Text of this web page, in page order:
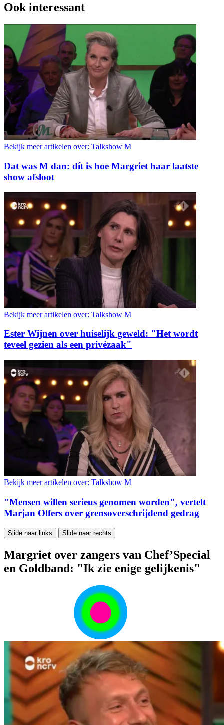
Ook interessant
Bekijk meer artikelen over: Talkshow M
Dat was M dan: dít is hoe Margriet haar laatste
show afsloot
Bekijk meer artikelen over: Talkshow M
Ester Wijnen over huiselijk geweld: "Het wordt
teveel gezien als een privézaak"
Bekijk meer artikelen over: Talkshow M
"Mensen willen serieus genomen worden", vertelt
Marjan Olfers over grensoverschrijdend gedrag
Slide naar links Slide naar rechts
Margriet over zangers van Chef’Special
en Goldband: "Ik zie enige gelijkenis"